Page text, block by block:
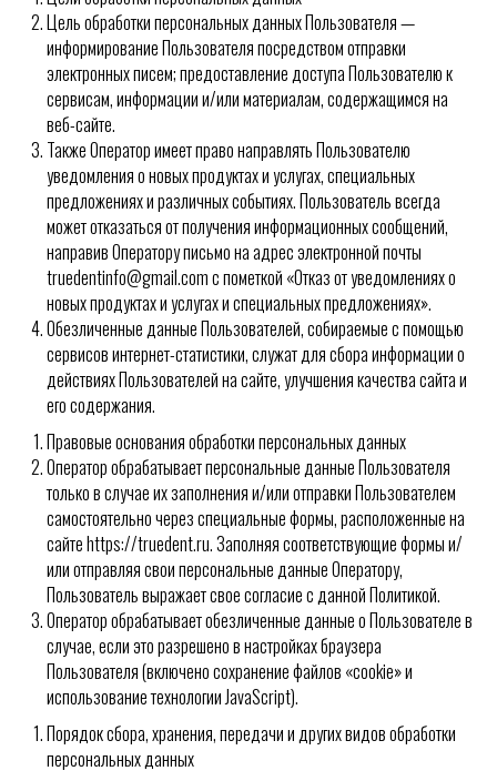
Цель обработки персональных данных Пользователя —
информирование Пользователя посредством отправки
электронных писем; предоставление доступа Пользователю к
сервисам, информации и/или материалам, содержащимся на
веб-сайте.
Также Оператор имеет право направлять Пользователю
уведомления о новых продуктах и услугах, специальных
предложениях и различных событиях. Пользователь всегда
может отказаться от получения информационных сообщений,
направив Оператору письмо на адрес электронной почты
truedentinfo@gmail.com с пометкой «Отказ от уведомлениях о
новых продуктах и услугах и специальных предложениях».
Обезличенные данные Пользователей, собираемые с помощью
сервисов интернет-статистики, служат для сбора информации о
действиях Пользователей на сайте, улучшения качества сайта и
его содержания.
Правовые основания обработки персональных данных
Оператор обрабатывает персональные данные Пользователя
только в случае их заполнения и/или отправки Пользователем
самостоятельно через специальные формы, расположенные на
сайте https://truedent.ru. Заполняя соответствующие формы и/
или отправляя свои персональные данные Оператору,
Пользователь выражает свое согласие с данной Политикой.
Оператор обрабатывает обезличенные данные о Пользователе в
случае, если это разрешено в настройках браузера
Пользователя (включено сохранение файлов «cookie» и
использование технологии JavaScript).
Порядок сбора, хранения, передачи и других видов обработки
персональных данных